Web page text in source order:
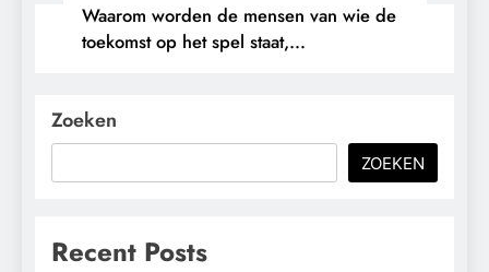
Waarom worden de mensen van wie de
toekomst op het spel staat,
Zoeken
ZOEKEN
Recent Posts